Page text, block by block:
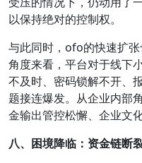
以保持绝对的控制权。
与此同时，ofo的快速扩
角度来看，平台对于线下
不及时、密码锁解不开、
题接连爆发。从企业内部
金输出管控松懈、企业文
八、困境降临：资金链断